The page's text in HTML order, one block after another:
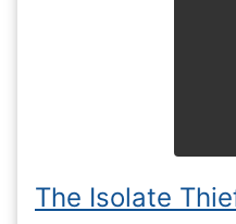
The Isolate